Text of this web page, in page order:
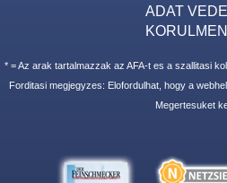
ADAT
* = Az arak tartalmazzak az AFA-t es a szallitasi
Forditasi megjegyzes: Elofordulhat, hogy a
Megertesuket